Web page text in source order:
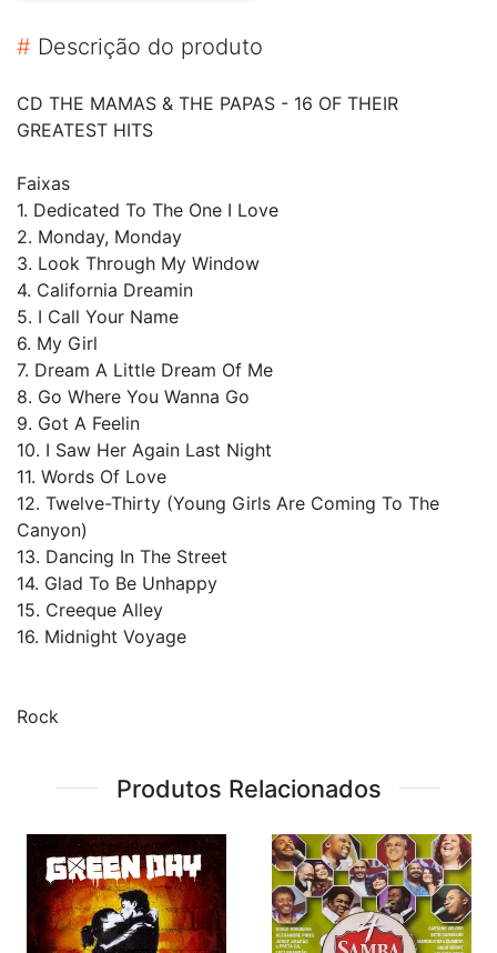
# Descrição do produto
CD THE MAMAS & THE PAPAS - 16 OF THEIR
GREATEST HITS
Faixas
1. Dedicated To The One I Love
2. Monday, Monday
3. Look Through My Window
4. California Dreamin
5. I Call Your Name
6. My Girl
7. Dream A Little Dream Of Me
8. Go Where You Wanna Go
9. Got A Feelin
10. I Saw Her Again Last Night
11. Words Of Love
12. Twelve-Thirty (Young Girls Are Coming To The
Canyon)
13. Dancing In The Street
14. Glad To Be Unhappy
15. Creeque Alley
16. Midnight Voyage
Rock
Produtos Relacionados